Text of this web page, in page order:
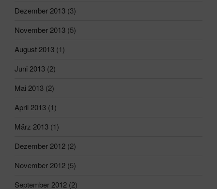
Dezember 2013 (3)
November 2013 (5)
August 2013 (1)
Juni 2013 (2)
Mai 2013 (2)
April 2013 (1)
März 2013 (1)
Dezember 2012 (2)
November 2012 (5)
September 2012 (2)